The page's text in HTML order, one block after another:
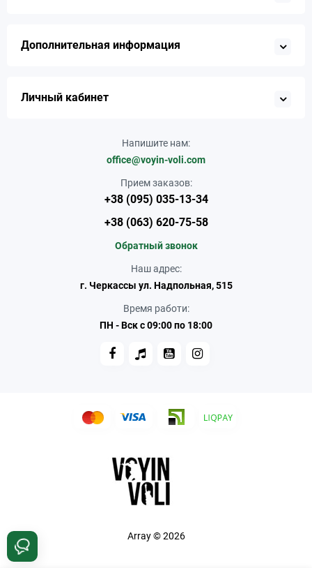
Дополнительная информация
Личный кабинет
Напишите нам:
office@voyin-voli.com
Прием заказов:
+38 (095) 035-13-34
+38 (063) 620-75-58
Обратный звонок
Наш адрес:
г. Черкассы ул. Надпольная, 515
Время работи:
ПН - Вск с 09:00 по 18:00
Array © 2026